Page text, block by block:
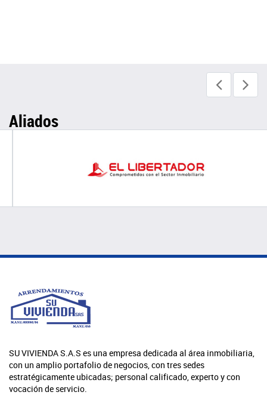
Aliados
SU VIVIENDA S.A.S es una empresa dedicada al área inmobiliaria,
con un amplio portafolio de negocios, con tres sedes
estratégicamente ubicadas; personal calificado, experto y con
vocación de servicio.